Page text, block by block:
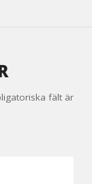
fält är